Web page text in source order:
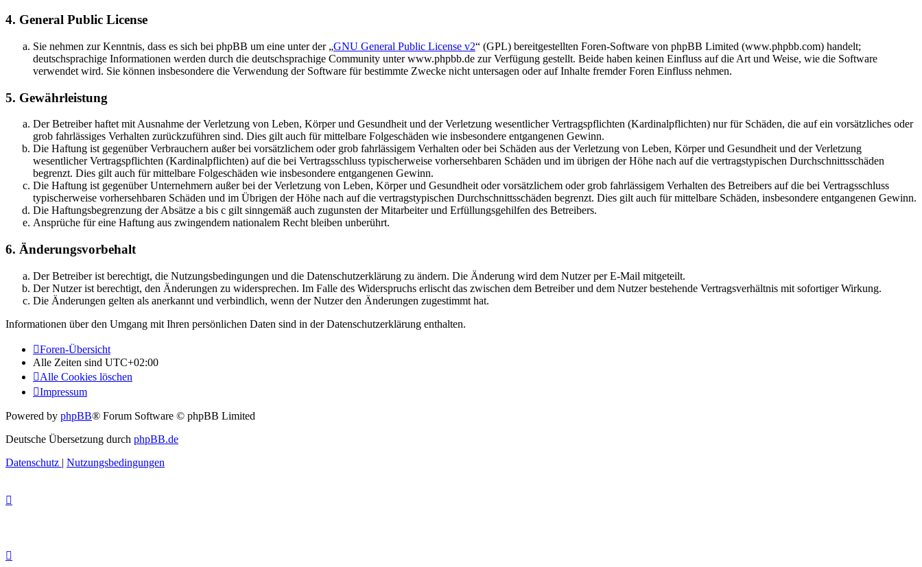
4. General Public License
Sie nehmen zur Kenntnis, dass es sich bei phpBB um eine unter der „GNU General Public License v2“ (GPL) bereitgestellten Foren-Software von phpBB Limited (www.phpbb.com) handelt;
deutschsprachige Informationen werden durch die deutschsprachige Community unter www.phpbb.de zur Verfügung gestellt. Beide haben keinen Einfluss auf die Art und Weise, wie die Software
verwendet wird. Sie können insbesondere die Verwendung der Software für bestimmte Zwecke nicht untersagen oder auf Inhalte fremder Foren Einfluss nehmen.
5. Gewährleistung
Der Betreiber haftet mit Ausnahme der Verletzung von Leben, Körper und Gesundheit und der Verletzung wesentlicher Vertragspflichten (Kardinalpflichten) nur für Schäden, die auf ein vorsätzliches oder
grob fahrlässiges Verhalten zurückzuführen sind. Dies gilt auch für mittelbare Folgeschäden wie insbesondere entgangenen Gewinn.
Die Haftung ist gegenüber Verbrauchern außer bei vorsätzlichem oder grob fahrlässigem Verhalten oder bei Schäden aus der Verletzung von Leben, Körper und Gesundheit und der Verletzung
wesentlicher Vertragspflichten (Kardinalpflichten) auf die bei Vertragsschluss typischerweise vorhersehbaren Schäden und im übrigen der Höhe nach auf die vertragstypischen Durchschnittsschäden
begrenzt. Dies gilt auch für mittelbare Folgeschäden wie insbesondere entgangenen Gewinn.
Die Haftung ist gegenüber Unternehmern außer bei der Verletzung von Leben, Körper und Gesundheit oder vorsätzlichem oder grob fahrlässigem Verhalten des Betreibers auf die bei Vertragsschluss
typischerweise vorhersehbaren Schäden und im Übrigen der Höhe nach auf die vertragstypischen Durchschnittsschäden begrenzt. Dies gilt auch für mittelbare Schäden, insbesondere entgangenen Gewinn.
Die Haftungsbegrenzung der Absätze a bis c gilt sinngemäß auch zugunsten der Mitarbeiter und Erfüllungsgehilfen des Betreibers.
Ansprüche für eine Haftung aus zwingendem nationalem Recht bleiben unberührt.
6. Änderungsvorbehalt
Der Betreiber ist berechtigt, die Nutzungsbedingungen und die Datenschutzerklärung zu ändern. Die Änderung wird dem Nutzer per E-Mail mitgeteilt.
Der Nutzer ist berechtigt, den Änderungen zu widersprechen. Im Falle des Widerspruchs erlischt das zwischen dem Betreiber und dem Nutzer bestehende Vertragsverhältnis mit sofortiger Wirkung.
Die Änderungen gelten als anerkannt und verbindlich, wenn der Nutzer den Änderungen zugestimmt hat.
Informationen über den Umgang mit Ihren persönlichen Daten sind in der Datenschutzerklärung enthalten.
Foren-Übersicht
Alle Zeiten sind UTC+02:00
Alle Cookies löschen
Impressum
Powered by phpBB® Forum Software © phpBB Limited
Deutsche Übersetzung durch phpBB.de
Datenschutz | Nutzungsbedingungen